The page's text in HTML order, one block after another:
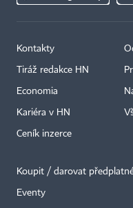
Kontakty
Tiráž redakce HN
Economia
Kariéra v HN
Ceník inzerce
Koupit / darovat
Eventy